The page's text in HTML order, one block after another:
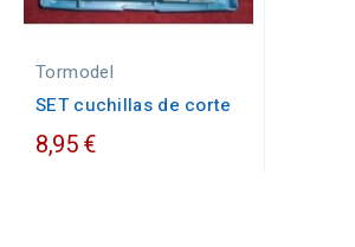
Tormodel
SET cuchillas de corte
8,95 €